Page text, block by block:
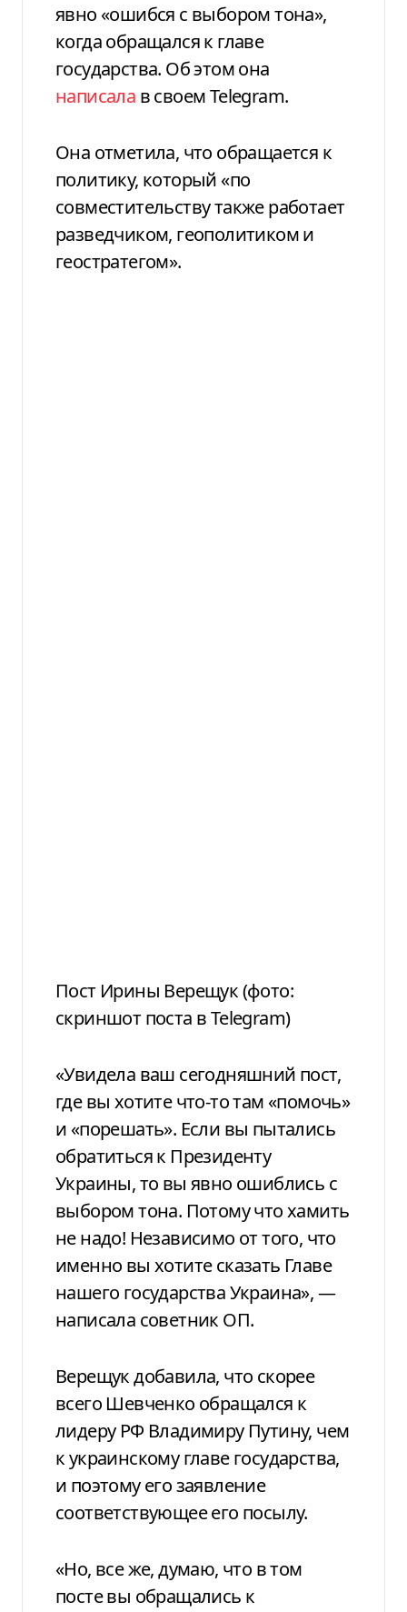
явно «ошибся с выбором тона»,
когда обращался к главе
государства. Об этом она
написала в своем Telegram.
Она отметила, что обращается к
политику, который «по
совместительству также работает
разведчиком, геополитиком и
геостратегом».
Пост Ирины Верещук (фото:
скриншот поста в Telegram)
«Увидела ваш сегодняшний пост,
где вы хотите что-то там «помочь»
и «порешать». Если вы пытались
обратиться к Президенту
Украины, то вы явно ошиблись с
выбором тона. Потому что хамить
не надо! Независимо от того, что
именно вы хотите сказать Главе
нашего государства Украина», —
написала советник ОП.
Верещук добавила, что скорее
всего Шевченко обращался к
лидеру РФ Владимиру Путину, чем
к украинскому главе государства,
и поэтому его заявление
соответствующее его посылу.
«Но, все же, думаю, что в том
посте вы обращались к